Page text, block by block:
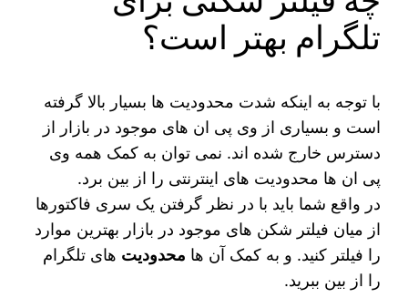
تلگرام بهتر است؟
با توجه به اینکه شدت محدودیت ‌ها بسیار بالا گرفته
است و بسیاری از وی‌ پی‌ ان‌ های موجود در بازار از
دسترس خارج شده ‌اند. نمی‌ توان به کمک همه وی
پی ان‌ ها محدودیت ‌های اینترنتی را از بین برد.
در واقع شما باید با در نظر گرفتن یک سری فاکتورها
از میان فیلتر شکن ‌های موجود در بازار بهترین موارد
را فیلتر کنید. و به کمک آن‌ ها محدودیت‌ های تلگرام
را از بین ببرید.